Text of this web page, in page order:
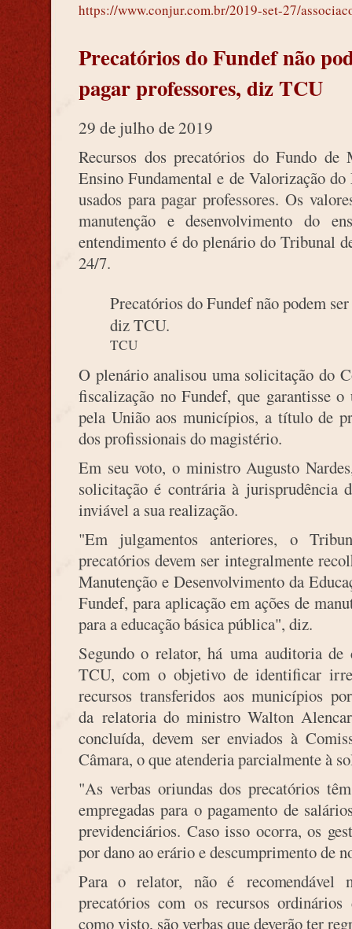
https://www.conjur.com.br/2019-set-27/
Precatórios do Fundef não
pagar professores, diz TCU
29 de julho de 2019
Recursos dos precatórios do Fundo de
Ensino Fundamental e de Valorização
usados para pagar professores. Os
manutenção e desenvolvimento do
entendimento é do plenário do Tribunal
24/7.
Precatórios do Fundef não podem
diz TCU.
TCU
O plenário analisou uma solicitação do
fiscalização no Fundef, que garantisse
pela União aos municípios, a título de
dos profissionais do magistério.
Em seu voto, o ministro Augusto
solicitação é contrária à jurisprudência
inviável a sua realização.
"Em julgamentos anteriores, o
precatórios devem ser integralmente
Manutenção e Desenvolvimento da
Fundef, para aplicação em ações de
para a educação básica pública", diz.
Segundo o relator, há uma auditoria
TCU, com o objetivo de identificar
recursos transferidos aos municípios
da relatoria do ministro Walton
concluída, devem ser enviados à
Câmara, o que atenderia parcialmente à
"As verbas oriundas dos precatórios
empregadas para o pagamento de
previdenciários. Caso isso ocorra, os
por dano ao erário e descumprimento de
Para o relator, não é recomendável
precatórios com os recursos ordinários
como visto, são verbas que deverão ter